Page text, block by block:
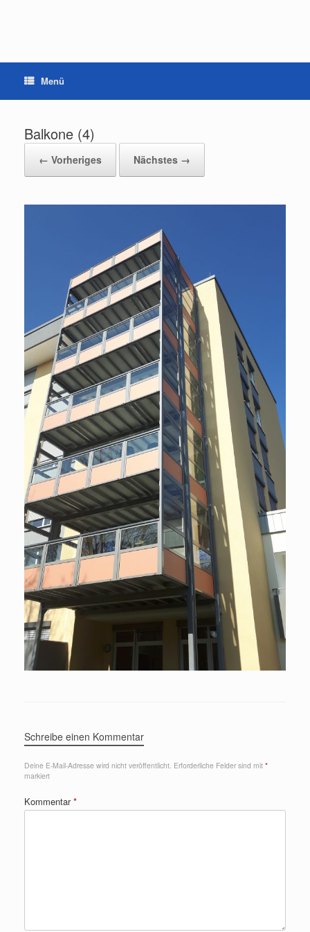
Menü
Balkone (4)
← Vorheriges Nächstes →
Schreibe einen Kommentar
Deine E-Mail-Adresse wird nicht veröffentlicht. Erforderliche Felder sind mit *
markiert
Kommentar*